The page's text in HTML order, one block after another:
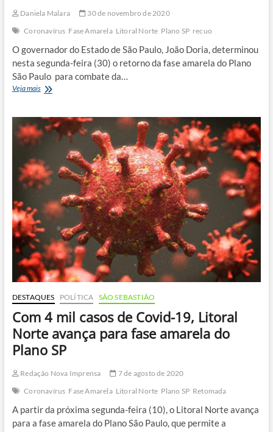
Daniela Malara
30 de novembro de 2020
Coronavírus Fase Amarela Litoral Norte Plano SP recuo
O governador do Estado de São Paulo, João Doria, determinou
nesta segunda-feira (30) o retorno da fase amarela do Plano
São Paulo para combate da…
Veja maisDoria
da
fase
amarela
todo
Estado
de
DESTAQUES POLÍTICA SÃO SEBASTIÃO
Com 4 mil casos de Covid-19, Litoral
Norte avança para fase amarela do
Plano SP
Redação Nova Imprensa
7 de agosto de 2020
Coronavírus Fase Amarela Litoral Norte Plano SP Retomada
A partir da próxima segunda-feira (10), o Litoral Norte avança
para a fase amarela do Plano São Paulo, que permite a